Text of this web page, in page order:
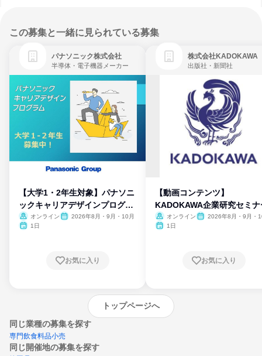
この募集と一緒に見られている募集
パナソニック株式会社
半導体・電子機器メーカー
【大学1・2年生対象】パナソニ
ックキャリアデザインプログラ
ム
オンライン
2026年8月・9月・10月
1日
お気に入り
株式会社KADOKAWA
出版社・新聞社
【動画コンテンツ】
KADOKAWA企業研究セミナ
オンライン
2026年8月・9月・
1日
お気に入り
トップページへ
同じ業種の募集を探す
専門飲食料品小売
同じ開催地の募集を探す